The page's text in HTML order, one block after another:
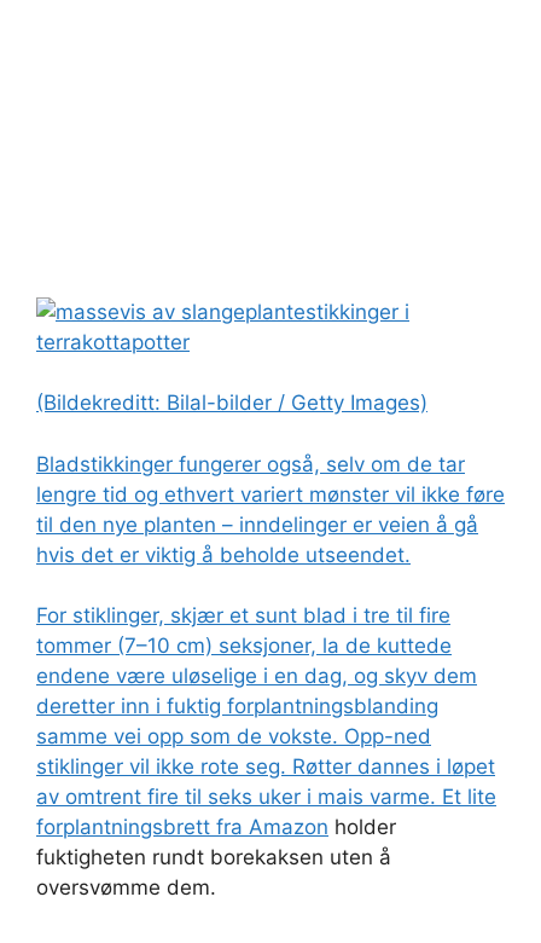
(Bildekreditt: Bilal-bilder / Getty Images)
Bladstikkinger fungerer også, selv om de tar
lengre tid og ethvert variert mønster vil ikke føre
til den nye planten – inndelinger er veien å gå
hvis det er viktig å beholde utseendet.
For stiklinger, skjær et sunt blad i tre til fire
tommer (7–10 cm) seksjoner, la de kuttede
endene være uløselige i en dag, og skyv dem
deretter inn i fuktig forplantningsblanding
samme vei opp som de vokste. Opp-ned
stiklinger vil ikke rote seg. Røtter dannes i løpet
av omtrent fire til seks uker i mais varme. Et lite
forplantningsbrett fra Amazon holder
fuktigheten rundt borekaksen uten å
oversvømme dem.